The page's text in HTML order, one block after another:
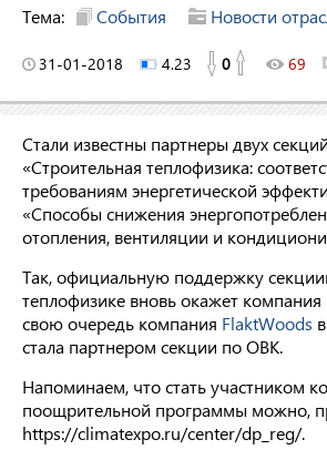
Тема: События Новости
31-01-2018 4.23 0 69
Стали известны партнеры двух
«Строительная теплофизика:
требованиям энергетической
«Способы снижения
отопления, вентиляции и
Так, официальную поддержку
теплофизике вновь окажет компания
свою очередь компания FlaktWoods
стала партнером секции по ОВК.
Напоминаем, что стать участником
поощрительной программы можно,
https://climatexpo.ru/center/dp_reg/.